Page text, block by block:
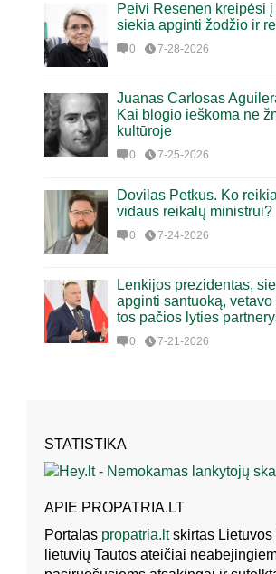
Peivi Resenen kreipėsi
siekia apginti žodžio ir
0 7-28-2026
Juanas Carlosas
Kai blogio ieškoma ne
kultūroje
0 7-25-2026
Dovilas Petkus. Ko
vidaus reikalų ministrui?
0 7-24-2026
Lenkijos prezidentas,
apginti santuoką, vetavo
tos pačios lyties
0 7-21-2026
STATISTIKA
APIE PROPATRIA.LT
Portalas propatria.ltskirtas Lietuvos
lietuvių Tautos ateičiai